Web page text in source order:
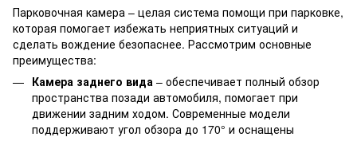
Парковочная камера – целая система помощи при парковке,
которая помогает избежать неприятных ситуаций и
сделать вождение безопаснее. Рассмотрим основные
преимущества:
Камера заднего вида – обеспечивает полный обзор
пространства позади автомобиля, помогает при
движении задним ходом. Современные модели
поддерживают угол обзора до 170° и оснащены